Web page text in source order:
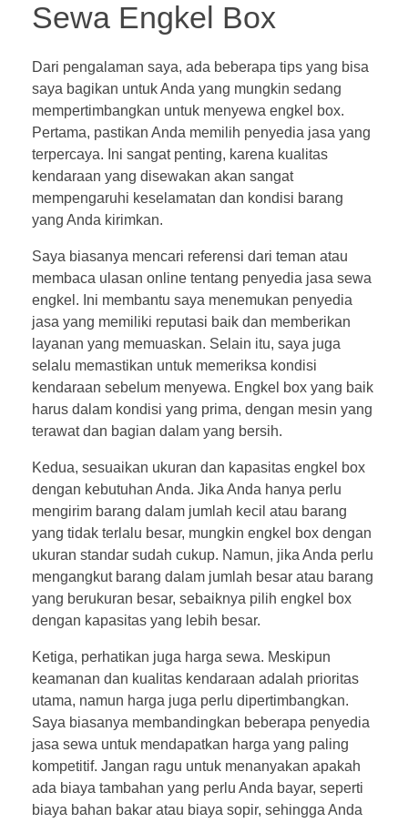
Sewa Engkel Box
Dari pengalaman saya, ada beberapa tips yang bisa
saya bagikan untuk Anda yang mungkin sedang
mempertimbangkan untuk menyewa engkel box.
Pertama, pastikan Anda memilih penyedia jasa yang
terpercaya. Ini sangat penting, karena kualitas
kendaraan yang disewakan akan sangat
mempengaruhi keselamatan dan kondisi barang
yang Anda kirimkan.
Saya biasanya mencari referensi dari teman atau
membaca ulasan online tentang penyedia jasa sewa
engkel. Ini membantu saya menemukan penyedia
jasa yang memiliki reputasi baik dan memberikan
layanan yang memuaskan. Selain itu, saya juga
selalu memastikan untuk memeriksa kondisi
kendaraan sebelum menyewa. Engkel box yang baik
harus dalam kondisi yang prima, dengan mesin yang
terawat dan bagian dalam yang bersih.
Kedua, sesuaikan ukuran dan kapasitas engkel box
dengan kebutuhan Anda. Jika Anda hanya perlu
mengirim barang dalam jumlah kecil atau barang
yang tidak terlalu besar, mungkin engkel box dengan
ukuran standar sudah cukup. Namun, jika Anda perlu
mengangkut barang dalam jumlah besar atau barang
yang berukuran besar, sebaiknya pilih engkel box
dengan kapasitas yang lebih besar.
Ketiga, perhatikan juga harga sewa. Meskipun
keamanan dan kualitas kendaraan adalah prioritas
utama, namun harga juga perlu dipertimbangkan.
Saya biasanya membandingkan beberapa penyedia
jasa sewa untuk mendapatkan harga yang paling
kompetitif. Jangan ragu untuk menanyakan apakah
ada biaya tambahan yang perlu Anda bayar, seperti
biaya bahan bakar atau biaya sopir, sehingga Anda